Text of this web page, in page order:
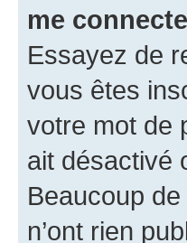
me
Essayez de
vous êtes
votre mot de
ait désactivé
Beaucoup
n’ont rien